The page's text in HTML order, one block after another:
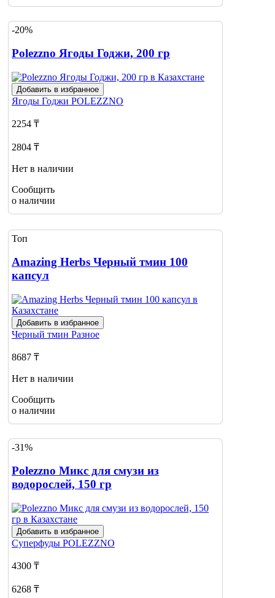
-20%
Polezzno Ягоды Годжи, 200 гр
Добавить в избранное
Ягоды Годжи POLEZZNO
2254 ₸
2804 ₸
Нет в наличии
Сообщить
о наличии
Топ
Amazing Herbs Черный тмин 100
капсул
Добавить в избранное
Черный тмин Разное
8687 ₸
Нет в наличии
Сообщить
о наличии
-31%
Polezzno Микс для смузи из
водорослей, 150 гр
Добавить в избранное
Суперфуды POLEZZNO
4300 ₸
6268 ₸